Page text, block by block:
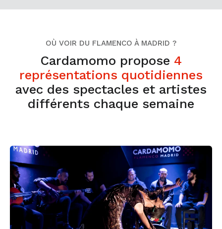
OÙ VOIR DU FLAMENCO À MADRID ?
Cardamomo propose 4
représentations quotidiennes
avec des spectacles et artistes
différents chaque semaine